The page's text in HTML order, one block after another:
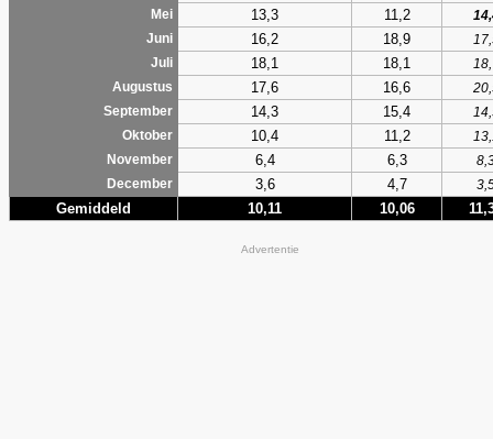
Mei 13,3 11,2
Juni
16,2 18,9
Juli
18,1 18,1
Augustus
17,6 16,6
September
14,3 15,4
Oktober
10,4 11,2
November
6,4 6,3
December
3,6 4,7
Gemiddeld 10,11 10,06
Advertentie